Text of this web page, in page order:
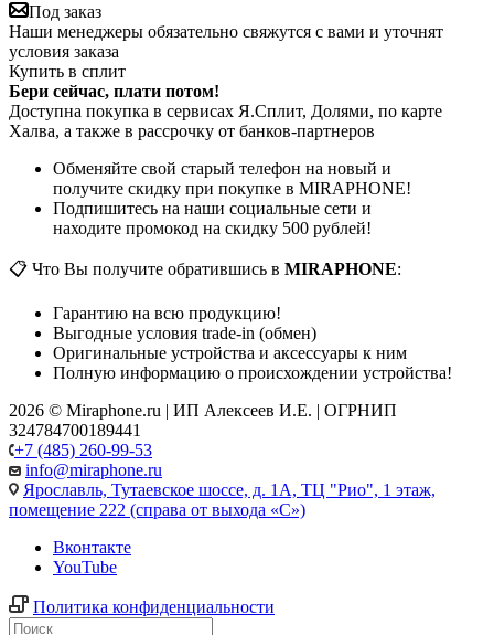
Под заказ
Наши менеджеры обязательно свяжутся с вами и уточнят
условия заказа
Купить в сплит
Бери сейчас, плати потом!
Доступна покупка в сервисах Я.Сплит, Долями, по карте
Халва, а также в рассрочку от банков-партнеров
Обменяйте свой старый телефон на новый и
получите скидку при покупке в MIRAPHONE!
Подпишитесь на наши социальные сети и
находите промокод на скидку 500 рублей!
📋 Что Вы получите обратившись в MIRAPHONE:
Гарантию на всю продукцию!
Выгодные условия trade-in (обмен)
Оригинальные устройства и аксессуары к ним
Полную информацию о происхождении устройства!
2026 © Miraphone.ru | ИП Алексеев И.Е. | ОГРНИП
324784700189441
+7 (485) 260-99-53
info@miraphone.ru
Ярославль, Тутаевское шоссе, д. 1А, ТЦ "Рио", 1 этаж,
помещение 222 (справа от выхода «С»)
Вконтакте
YouTube
Политика конфиденциальности